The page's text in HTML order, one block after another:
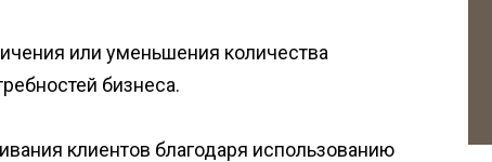
или уменьшения количества
бизнеса.
клиентов благодаря использованию